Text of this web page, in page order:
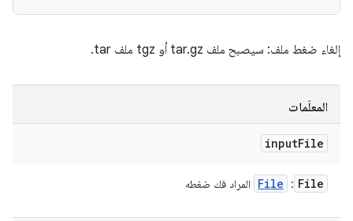
إلغاء ضغط ملف: سيصبح ملف tar.gz أو tgz ملف tar.
المعلَمات
inputFile
File
:
File المراد فك ضغطه